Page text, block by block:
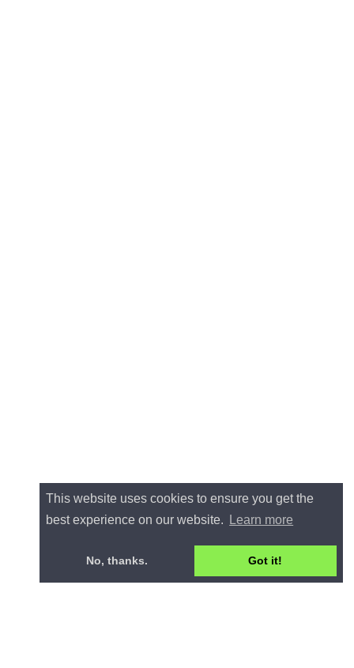
This website uses cookies to ensure you get the
best experience on our website.
Learn more
No, thanks. Got it!